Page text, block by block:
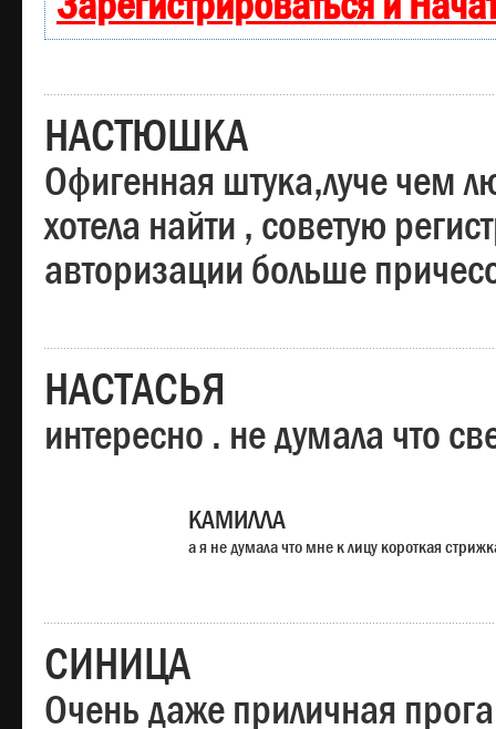
НАСТЮШКА
Офигенная штука,луче чем
хотела найти , советую
авторизации больше
НАСТАСЬЯ
интересно . не думала что
КАМИЛЛА
а я не думала что мне к лицу короткая
СИНИЦА
Очень даже приличная